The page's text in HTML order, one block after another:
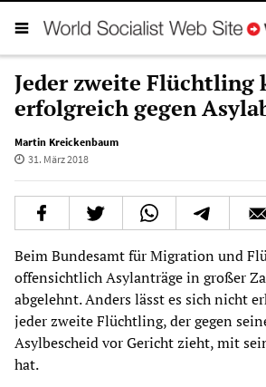
Jeder zweite Flüchtling
erfolgreich gegen
Martin Kreickenbaum
31. März 2018
Beim Bundesamt für Migration und
offensichtlich Asylanträge in großer
abgelehnt. Anders lässt es sich nicht
jeder zweite Flüchtling, der gegen
Asylbescheid vor Gericht zieht, mit
hat.